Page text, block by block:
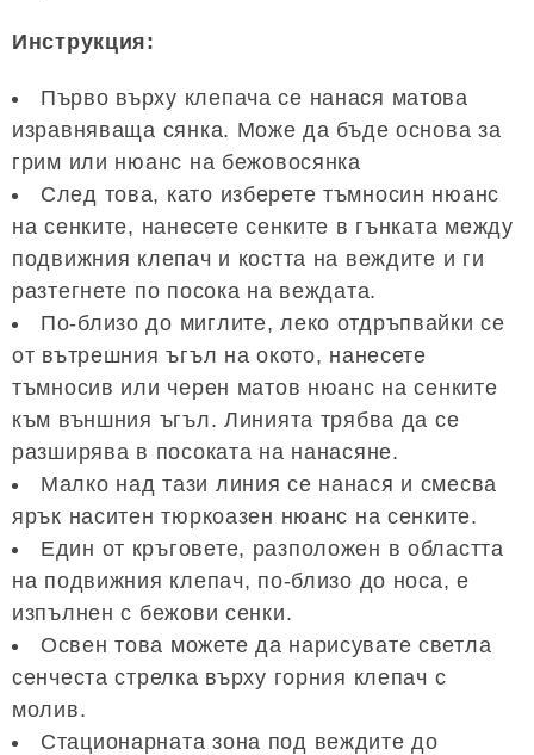
Инструкция:
Първо върху клепача се нанася матова
изравняваща сянка. Може да бъде основа за
грим или нюанс на бежовосянка
След това, като изберете тъмносин нюанс
на сенките, нанесете сенките в гънката между
подвижния клепач и костта на веждите и ги
разтегнете по посока на веждата.
По-близо до миглите, леко отдръпвайки се
от вътрешния ъгъл на окото, нанесете
тъмносив или черен матов нюанс на сенките
към външния ъгъл. Линията трябва да се
разширява в посоката на нанасяне.
Малко над тази линия се нанася и смесва
ярък наситен тюркоазен нюанс на сенките.
Един от кръговете, разположен в областта
на подвижния клепач, по-близо до носа, е
изпълнен с бежови сенки.
Освен това можете да нарисувате светла
сенчеста стрелка върху горния клепач с
молив.
Стационарната зона под веждите до